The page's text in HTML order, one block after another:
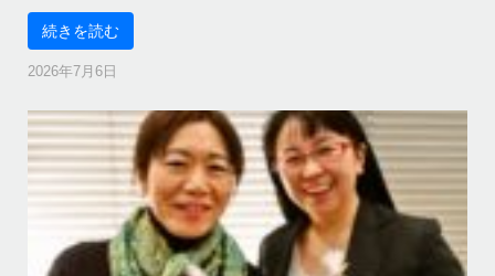
続きを読む
2026年7月6日